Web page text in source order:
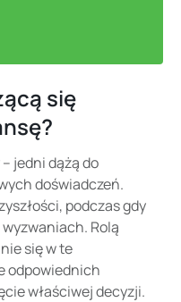
się
jedni dążą do
doświadczeń.
podczas gdy
Rolą
się w te
odpowiednich
właściwej decyzji.